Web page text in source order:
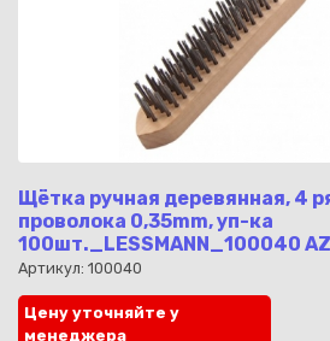
Щётка ручная деревянная, 4
проволока 0,35mm, уп-ка
100шт._LESSMANN_100040
Артикул: 100040
Цену уточняйте у
менеджера